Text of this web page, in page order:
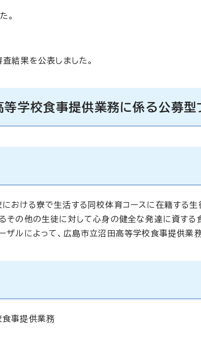
。
果を公表しました。
等学校食事提供業務に係る公募型
おける寮で生活する同校体育コースに在籍する生
その他の生徒に対して心身の健全な発達に資す
ザルによって、広島市立沼田高等学校食事提供業
事提供業務